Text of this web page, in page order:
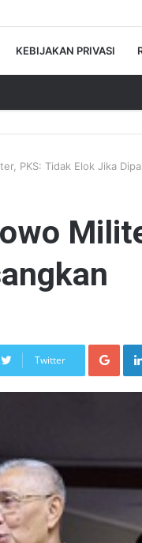
KEBIJAKAN PRIVASI
PKS: Tidak Elok Jika
Twitter